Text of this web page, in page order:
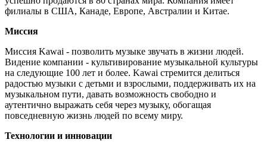
филиалы в США, Канаде, Европе, Австралии и Китае.
Миссия
Миссия Kawai - позволить музыке звучать в жизни людей.
Видение компании - культивирование музыкальной культуры
на следующие 100 лет и более. Kawai стремится делиться
радостью музыки с детьми и взрослыми, поддерживать их на
музыкальном пути, давать возможность свободно и
аутентично выражать себя через музыку, обогащая
повседневную жизнь людей по всему миру.
Технологии и инновации